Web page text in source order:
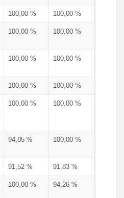
100,00 % 100,00 %
100,00 % 100,00 %
100,00 % 100,00 %
100,00 % 100,00 %
100,00 % 100,00 %
94,85 % 100,00 %
91,52 % 91,83 %
100,00 % 94,26 %